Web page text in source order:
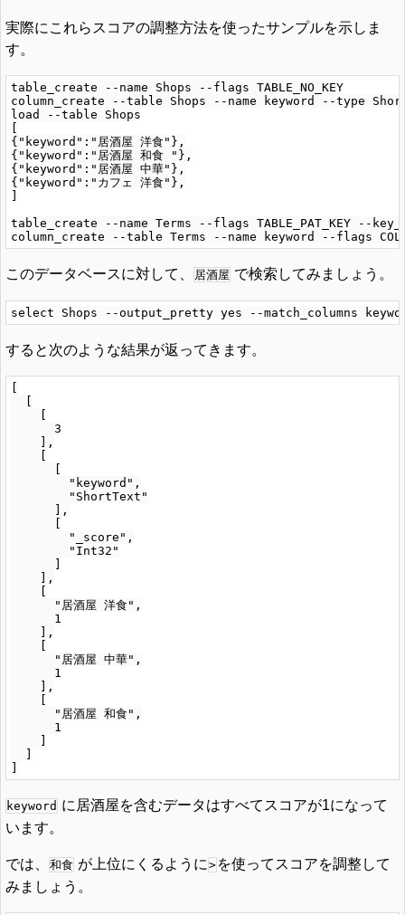
実際にこれらスコアの調整方法を使ったサンプルを示しま
す。
table_create --name Shops --flags TABLE_NO_KEY
column_create --table Shops --name keyword --type
load --table Shops
{"keyword":"居酒屋 洋食"},
{"keyword":"居酒屋 和食 "},
{"keyword":"居酒屋 中華"},
{"keyword":"カフェ 洋食"},
table_create --name Terms --flags TABLE_PAT_KEY --
このデータベースに対して、 居酒屋 で検索してみましょう。
すると次のような結果が返ってきます。
      3
    ],
        "keyword",
        "ShortText"
      ],
        "_score",
        "Int32"
    ],
      "居酒屋 洋食",
      1
    ],
      "居酒屋 中華",
      1
    ],
      "居酒屋 和食",
      1
keyword に居酒屋を含むデータはすべてスコアが1になって
います。
では、 和食 が上位にくるように > を使ってスコアを調整して
みましょう。